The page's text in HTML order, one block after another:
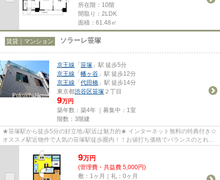
所在階：10階
間取り：2LDK
面積：61.48㎡
賃貸｜マンション ソラーレ笹塚
京王線 「笹塚 」駅 徒歩5分
京王線 「幡ヶ谷 」駅 徒歩12分
京王線 「代田橋 」駅 徒歩14分
東京都渋谷区笹塚 ２丁目
9万円
築年数：築4年 ｜募集中： 1室
階数：3階建
★笹塚駅から徒歩5分の好立地♪駅近は魅力的★ インターネット無料の特典付き☆
オススメ駅近物件で人気の笹塚駅徒歩圏内！！お値打ち価格でバランスのとれた
一部屋を是非(^^♪
9万円
(管理費・共益費 5,000円)
敷：1ヶ月｜礼：0ヶ月